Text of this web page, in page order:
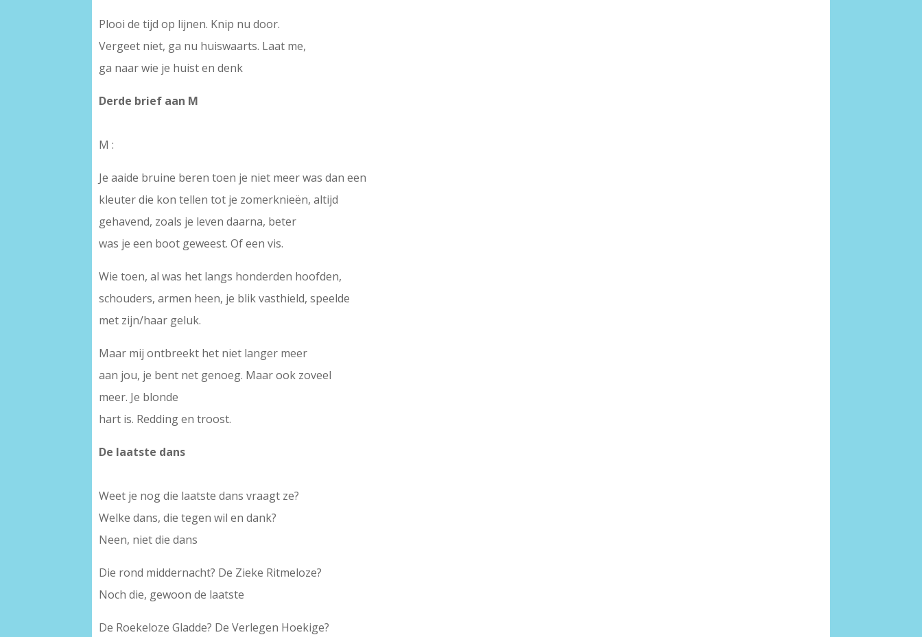
Plooi de tijd op lijnen. Knip nu door.
Vergeet niet, ga nu huiswaarts. Laat me,
ga naar wie je huist en denk
Derde brief aan M
M :
Je aaide bruine beren toen je niet meer was dan een
kleuter die kon tellen tot je zomerknieën, altijd
gehavend, zoals je leven daarna, beter
was je een boot geweest. Of een vis.
Wie toen, al was het langs honderden hoofden,
schouders, armen heen, je blik vasthield, speelde
met zijn/haar geluk.
Maar mij ontbreekt het niet langer meer
aan jou, je bent net genoeg. Maar ook zoveel
meer. Je blonde
hart is. Redding en troost.
De laatste dans
Weet je nog die laatste dans vraagt ze?
Welke dans, die tegen wil en dank?
Neen, niet die dans
Die rond middernacht? De Zieke Ritmeloze?
Noch die, gewoon de laatste
De Roekeloze Gladde? De Verlegen Hoekige?